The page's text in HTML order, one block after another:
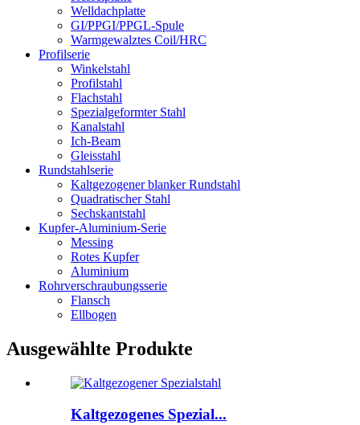
Welldachplatte
GI/PPGI/PPGL-Spule
Warmgewalztes Coil/HRC
Profilserie
Winkelstahl
Profilstahl
Flachstahl
Spezialgeformter Stahl
Kanalstahl
Ich-Beam
Gleisstahl
Rundstahlserie
Kaltgezogener blanker Rundstahl
Quadratischer Stahl
Sechskantstahl
Kupfer-Aluminium-Serie
Messing
Rotes Kupfer
Aluminium
Rohrverschraubungsserie
Flansch
Ellbogen
Ausgewählte Produkte
Kaltgezogenes Spezial...